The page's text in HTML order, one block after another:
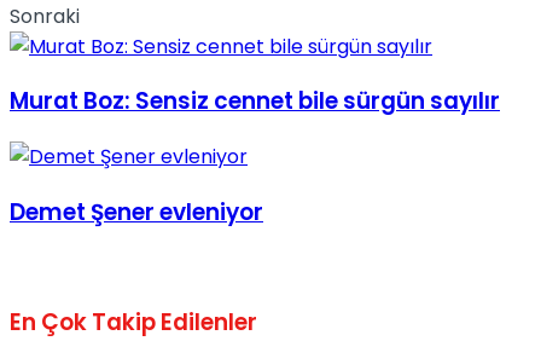
Sonraki
Murat Boz: Sensiz cennet bile sürgün sayılır
Demet Şener evleniyor
En Çok Takip Edilenler